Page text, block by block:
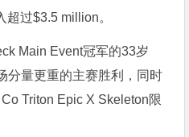
过$3.5 million。
Main Event冠军的33岁
分量更重的主赛胜利，同时
Triton Epic X Skeleton限